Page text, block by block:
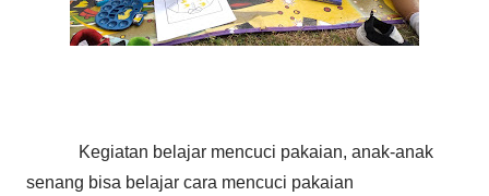
Kegiatan belajar mencuci pakaian, anak-anak
senang bisa belajar cara mencuci pakaian